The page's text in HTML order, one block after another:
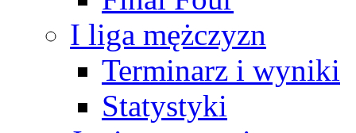
I liga mężczyzn
Terminarz i wyniki
Statystyki